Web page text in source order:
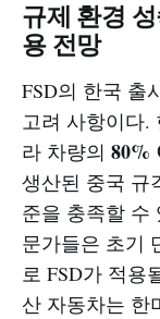
규제 환경
용 전망
FSD의 한국 출
고려 사항이다.
라 차량의 80%
생산된 중국 규
준을 충족할 수
문가들은 초기
로 FSD가 적용
산 자동차는 한